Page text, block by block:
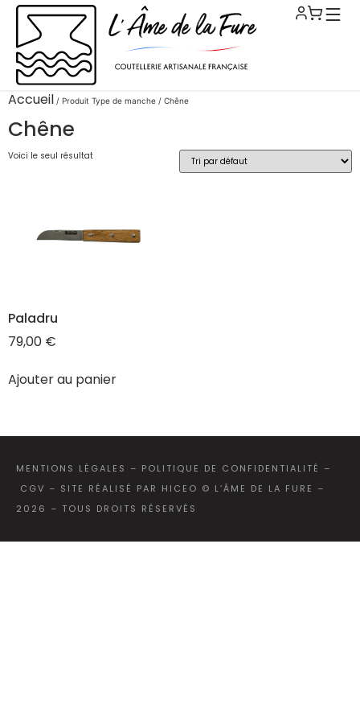
Accueil / Produit Type de manche / Chêne
Chêne
Voici le seul résultat
Paladru
79,00 €
Ajouter au panier
MENTIONS LÉGALES – POLITIQUE DE CONFIDENTIALITÉ –
CGV – SITE RÉALISÉ PAR HICEO © L’ÂME DE LA FURE –
2026 – TOUS DROITS RÉSERVÉS